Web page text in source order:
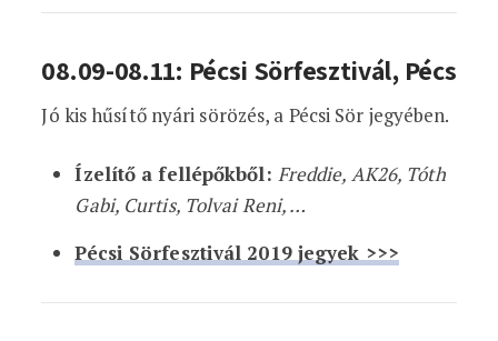
08.09-08.11: Pécsi Sörfesztivál, Pécs
Jó kis hűsítő nyári sörözés, a Pécsi Sör jegyében.
Ízelítő a fellépőkből: Freddie, AK26, Tóth
Gabi, Curtis, Tolvai Reni, …
Pécsi Sörfesztivál 2019 jegyek >>>